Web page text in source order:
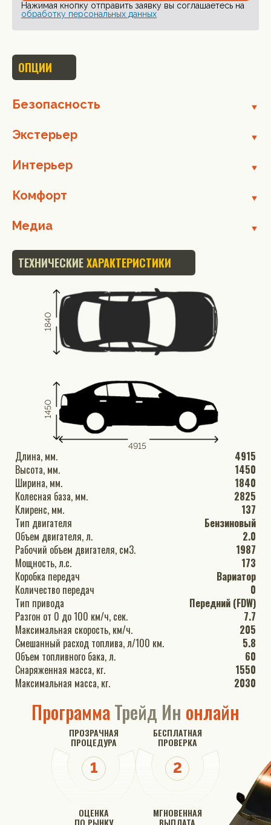
Нажимая кнопку отправить заявку вы соглашаетесь на
обработку персональных данных
ОПЦИИ
Безопасность
Экстерьер
Интерьер
Комфорт
Медиа
ТЕХНИЧЕСКИЕХАРАКТЕРИСТИКИ
4915
1450
1840
Длина, мм.
4915
Высота, мм.
1450
Ширина, мм.
1840
Колесная база, мм.
2825
Клиренс, мм.
137
Тип двигателя
Бензиновый
Объем двигателя, л.
2.0
Рабочий объем двигателя, см3.
1987
Мощность, л.с.
173
Коробка передач
Вариатор
Количество передач
0
Тип привода
Передний (FDW)
Разгон от 0 до 100 км/ч, сек.
7.7
Максимальная скорость, км/ч.
205
Смешанный расход топлива, л/100 км.
5.8
Объем топливного бака, л.
60
Снаряженная масса, кг.
1550
Максимальная масса, кг.
2030
ПрограммаТрейд Ин онлайн
ПРОЗРАЧНАЯ
ПРОЦЕДУРА
БЕСПЛАТНАЯ
ПРОВЕРКА
ОЦЕНКА
ПО РЫНКУ
МГНОВЕННАЯ
ВЫПЛАТА